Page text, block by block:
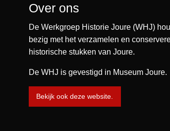
Over ons
De Werkgroep Historie Joure (WHJ)
bezig met het verzamelen en
historische stukken van Joure.
De WHJ is gevestigd in Museum Joure.
Bekijk ook deze website.